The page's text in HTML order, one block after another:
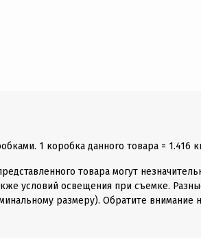
1 коробка данного товара = 1.416
товара могут
условий освещения при съемке.
размеру). Обратите внимание